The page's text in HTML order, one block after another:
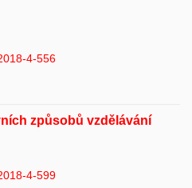
4-556
způsobů vzdělávání
4-599